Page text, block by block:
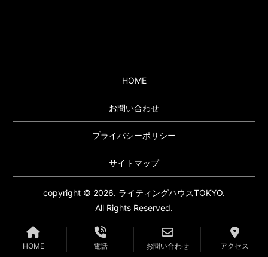
HOME
お問い合わせ
プライバシーポリシー
サイトマップ
copyright © 2026. ライティングハウスTOKYO.
All Rights Reserved.
HOME 電話 お問い合わせ アクセス